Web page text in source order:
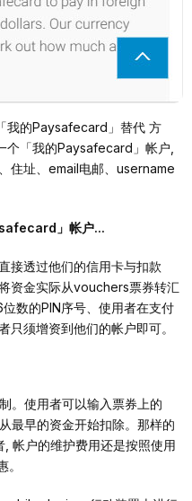
我的Paysafecard」替代 ⽅
个「我的Paysafecard」帐户,
住址、email电邮、username
」帐户...
接透过他们的信⽤卡与扣款
资⾦实际从vouchers票券转汇
数的PIN序号、使⽤者在⽀付
只须增资到他们的帐户即可。
。使⽤者可以输⼊票券上的
最早的资⾦开始扣除。那样的
帐户的维护费⽤还是按照使⽤